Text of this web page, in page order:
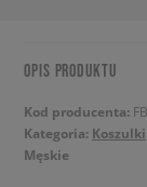
OPIS PRODUKTU
Kod producenta:
Kategoria: Koszulki
Męskie